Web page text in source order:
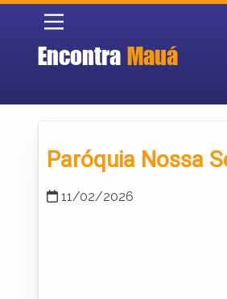
Encontra Mauá
Paróquia Nossa
11/02/2026